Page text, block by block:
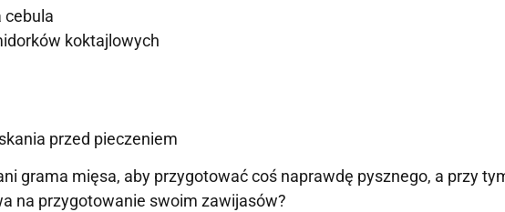
cebula
koktajlowych
przed pieczeniem
grama mięsa, aby przygotować coś naprawdę pysznego, a przy
na przygotowanie swoim zawijasów?